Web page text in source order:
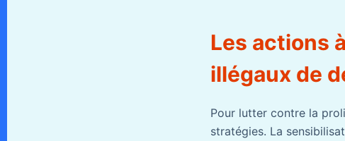
Les actions
illégaux de
Pour lutter contre la
stratégies. La